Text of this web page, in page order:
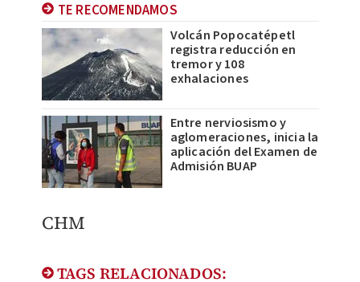
TE RECOMENDAMOS
Volcán Popocatépetl
registra reducción en
tremor y 108
exhalaciones
Entre nerviosismo y
aglomeraciones, inicia la
aplicación del Examen de
Admisión BUAP
CHM
TAGS RELACIONADOS: